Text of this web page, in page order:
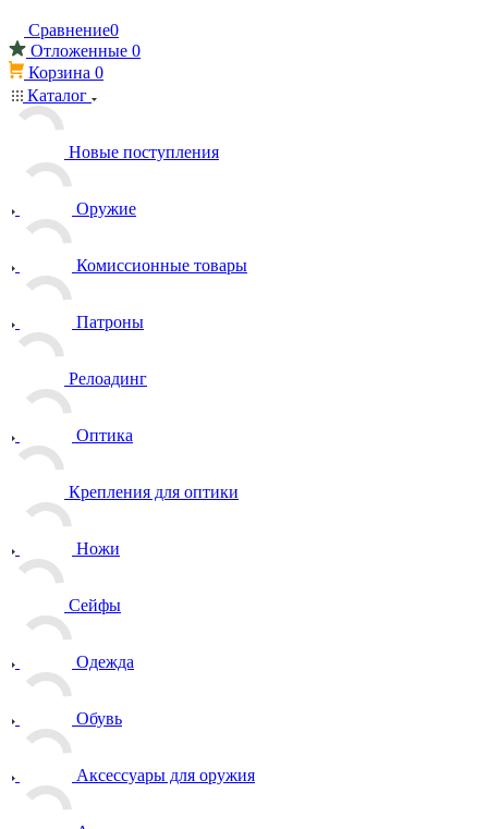
Сравнение0
Отложенные 0
Корзина 0
Каталог
Новые поступления
Оружие
Комиссионные товары
Патроны
Релоадинг
Оптика
Крепления для оптики
Ножи
Сейфы
Одежда
Обувь
Аксессуары для оружия